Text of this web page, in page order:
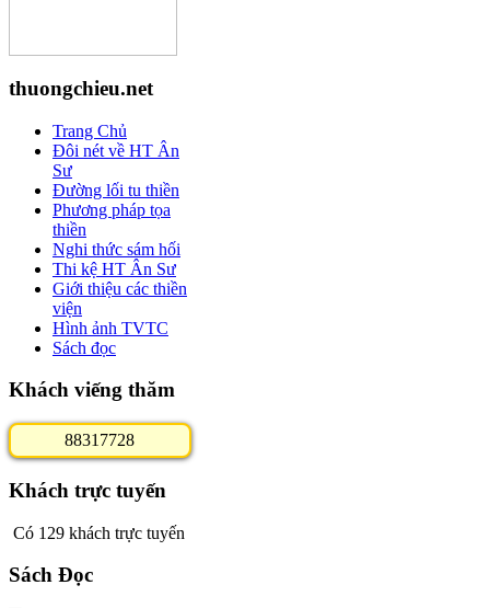
thuongchieu.net
Trang Chủ
Đôi nét về HT Ân
Sư
Đường lối tu thiền
Phương pháp tọa
thiền
Nghi thức sám hối
Thi kệ HT Ân Sư
Giới thiệu các thiền
viện
Hình ảnh TVTC
Sách đọc
Khách viếng thăm
8831 7728
Khách trực tuyến
Có 129 khách trực tuyến
Sách Đọc